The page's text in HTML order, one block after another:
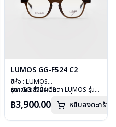
LUMOS GG-F524 C2
ยี่ห้อ : LUMOS
รุ่น : GG-F524 C2
เลนส์ : Demo Lens
น้ำหนัก : 29 กรัม
หากสนใจสั่งชื้อแว่นตา LUMOS รุ่น
กรุณาติดต่อเราคลิก
฿3,900.00 หยิบลงตะกร้า